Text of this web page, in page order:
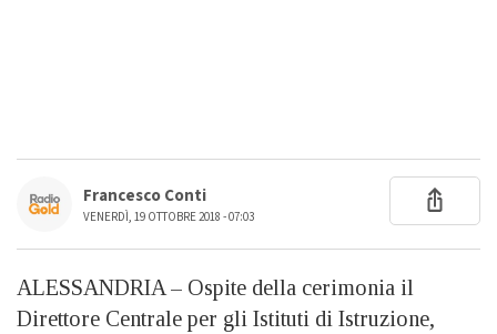
Francesco Conti
VENERDÌ, 19 OTTOBRE 2018 - 07:03
ALESSANDRIA – Ospite della cerimonia il
Direttore Centrale per gli Istituti di Istruzione,